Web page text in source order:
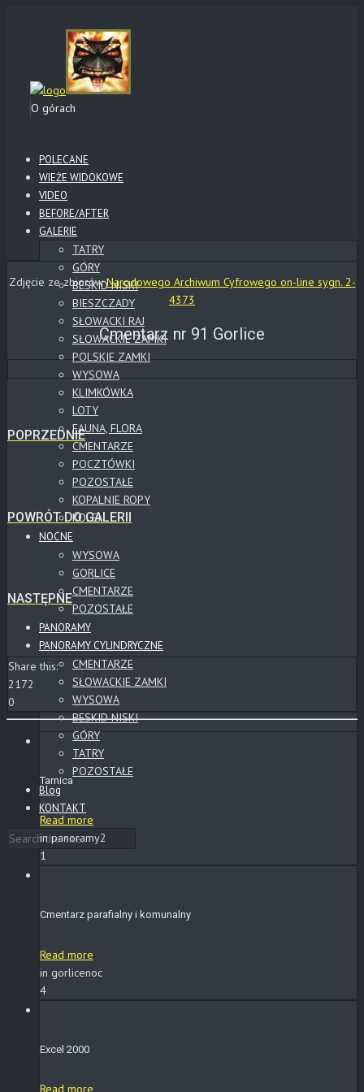
O górach
POLECANE
WIEŻE WIDOKOWE
VIDEO
BEFORE/AFTER
GALERIE
TATRY
GÓRY
BESKID NISKI
BIESZCZADY
SŁOWACKI RAJ
SŁOWACKIE ZAMKI
POLSKIE ZAMKI
WYSOWA
KLIMKÓWKA
LOTY
FAUNA, FLORA
CMENTARZE
POCZTÓWKI
POZOSTAŁE
KOPALNIE ROPY
KOLEJ
NOCNE
WYSOWA
GORLICE
CMENTARZE
POZOSTAŁE
PANORAMY
PANORAMY CYLINDRYCZNE
CMENTARZE
SŁOWACKIE ZAMKI
WYSOWA
BESKID NISKI
GÓRY
TATRY
POZOSTAŁE
Blog
KONTAKT
Zdjęcie ze zbiorówNarodowego Archiwum Cyfrowego on-line sygn. 2-
4373
Cmentarz nr 91 Gorlice
POPRZEDNIE
POWRÓT DO GALERII
NASTĘPNE
Share this:
2172
0
Tarnica
Read more
in panoramy2
1
Cmentarz parafialny i komunalny
Read more
in gorlicenoc
4
Excel 2000
Read more